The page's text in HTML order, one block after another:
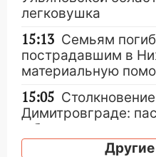
легковушка
15:13 Семьям
пострадавшим в
материальную
15:05
Димитровграде:
в больнице